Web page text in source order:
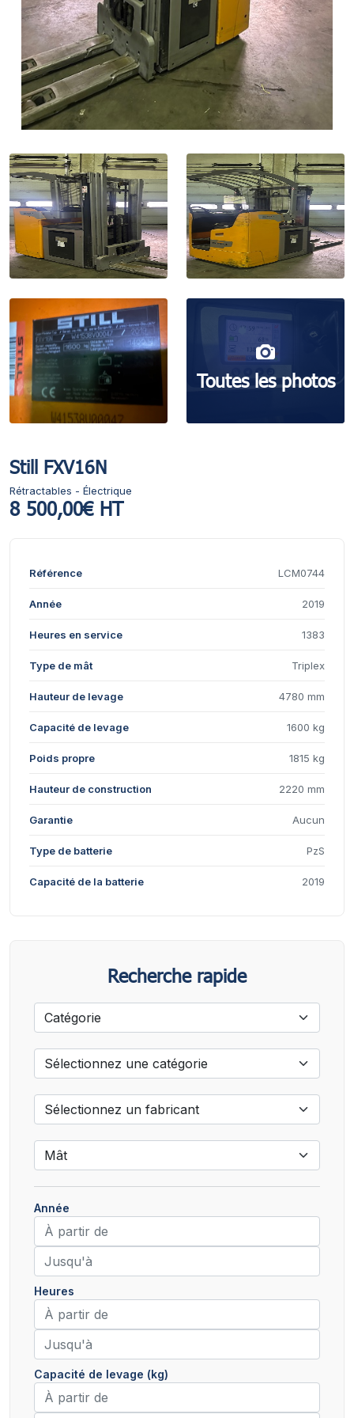
Toutes les photos
Still FXV16N
Rétractables - Électrique
8 500,00€ HT
Référence LCM0744
Année 2019
Heures en service 1383
Type de mât Triplex
Hauteur de levage 4780 mm
Capacité de levage 1600 kg
Poids propre 1815 kg
Hauteur de construction 2220 mm
Garantie Aucun
Type de batterie PzS
Capacité de la batterie 2019
Recherche rapide
Année
Heures
Capacité de levage (kg)